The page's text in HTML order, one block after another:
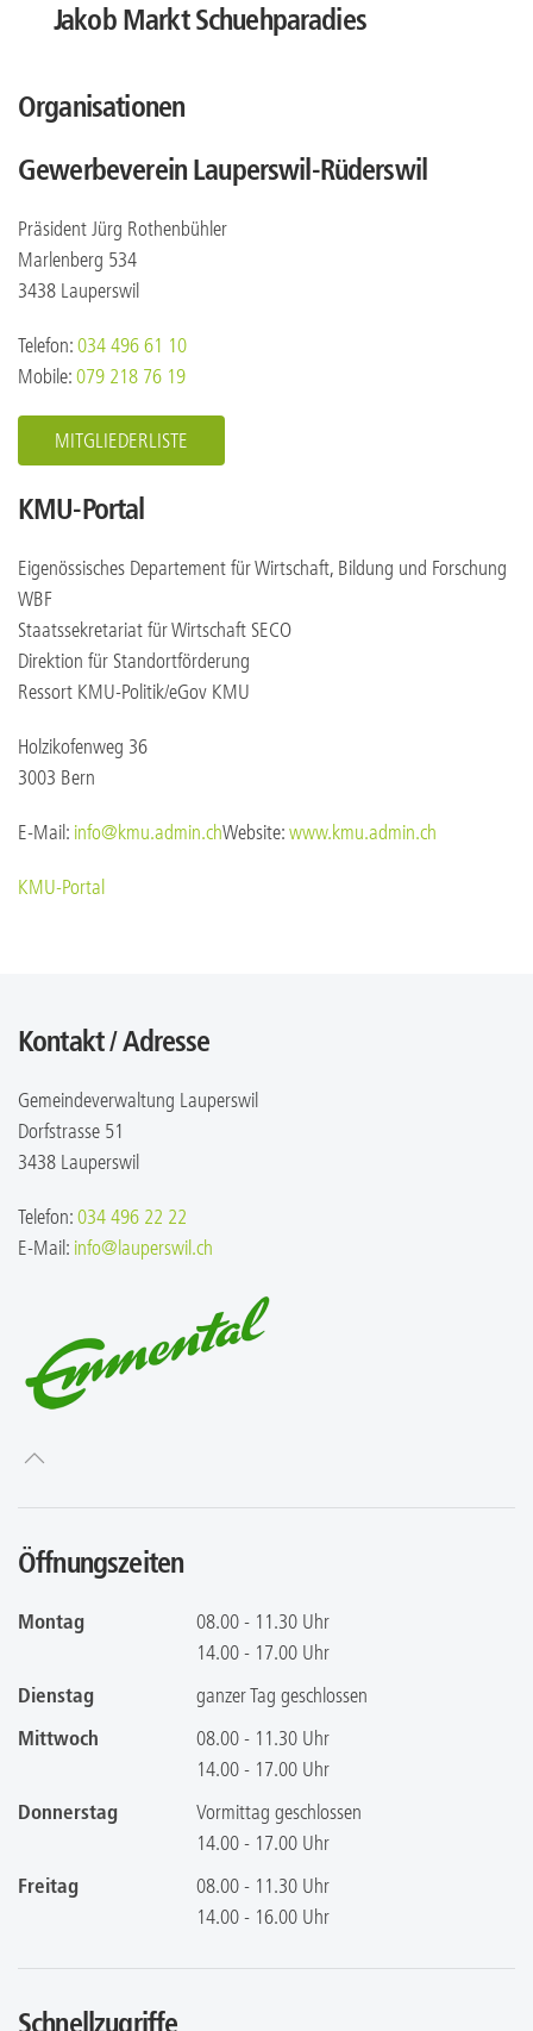
Jakob Markt Schuehparadies
Organisationen
Gewerbeverein Lauperswil-Rüderswil
Präsident Jürg Rothenbühler
Marlenberg 534
3438 Lauperswil
Telefon: 034 496 61 10
Mobile: 079 218 76 19
MITGLIEDERLISTE
KMU-Portal
Eigenössisches Departement für Wirtschaft, Bildung und Forschung
WBF
Staatssekretariat für Wirtschaft SECO
Direktion für Standortförderung
Ressort KMU-Politik/eGov KMU
Holzikofenweg 36
3003 Bern
E-Mail: info@kmu.admin.chWebsite: www.kmu.admin.ch
KMU-Portal
Kontakt / Adresse
Gemeindeverwaltung Lauperswil
Dorfstrasse 51
3438 Lauperswil
Telefon: 034 496 22 22
E-Mail: info@lauperswil.ch
Öffnungszeiten
Montag
08.00 - 11.30 Uhr
14.00 - 17.00 Uhr
Dienstag
ganzer Tag geschlossen
Mittwoch
08.00 - 11.30 Uhr
14.00 - 17.00 Uhr
Donnerstag
Vormittag geschlossen
14.00 - 17.00 Uhr
Freitag
08.00 - 11.30 Uhr
14.00 - 16.00 Uhr
Schnellzugriffe